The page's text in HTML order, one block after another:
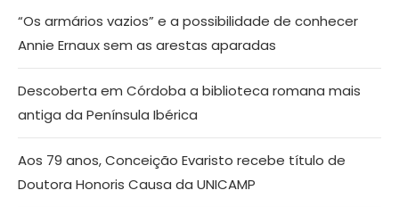
“Os armários vazios” e a possibilidade de conhecer
Annie Ernaux sem as arestas aparadas
Descoberta em Córdoba a biblioteca romana mais
antiga da Península Ibérica
Aos 79 anos, Conceição Evaristo recebe título de
Doutora Honoris Causa da UNICAMP